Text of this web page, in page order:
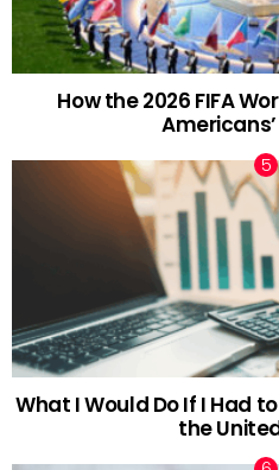
How the 2026 FIFA
What I Would Do If I Had
the